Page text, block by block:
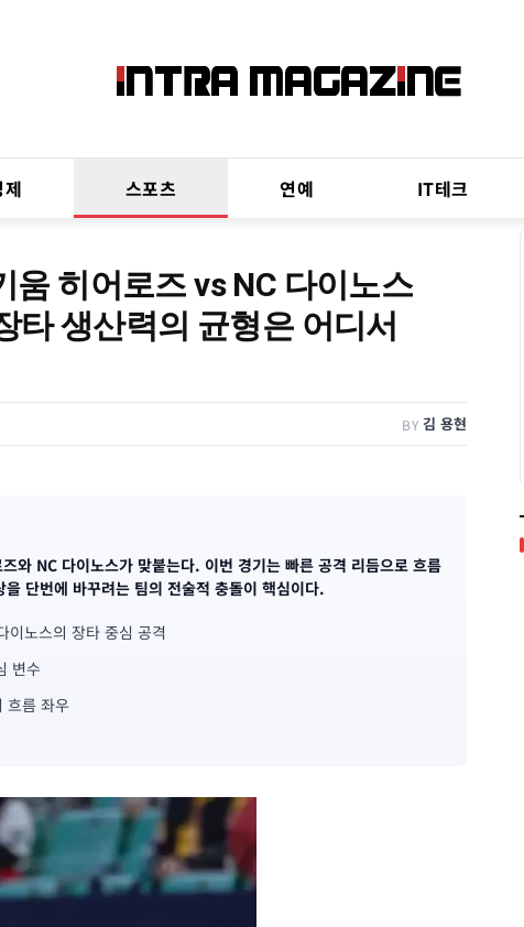
제 스포츠 연예 IT테크
움 히어로즈 vs NC 다이노스
타 생산력의 균형은 어디서
BY 김 용현
와 NC 다이노스가 맞붙는다. 이번 경기는 빠른 공격 리듬으로 흐름
단번에 바꾸려는 팀의 전술적 충돌이 핵심이다.
이노스의 장타 중심 공격
변수
흐름 좌우